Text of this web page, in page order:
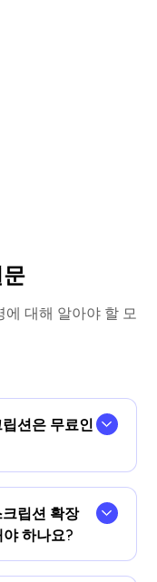
대해 알아야 할 모
션은 무료인
립션 확장
하나요?